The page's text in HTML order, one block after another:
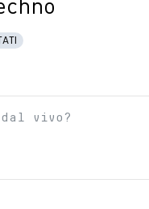
vivo?